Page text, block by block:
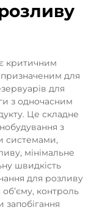
критичним
для
для
з одночасним
Це складне
з
системами,
мінімальне
швидкість
для розливу
контроль
запобігання